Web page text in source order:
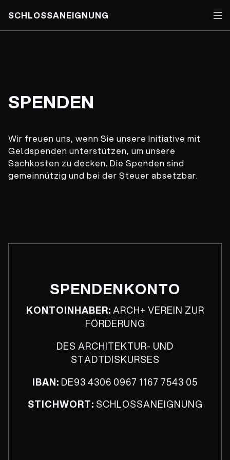
SCHLOSSANEIGNUNG
SPENDEN
Wir freuen uns, wenn Sie unsere Initiative mit
Geldspenden unterstützen, um unsere
Sachkosten zu decken. Die Spenden sind
gemeinnützig und bei der Steuer absetzbar.
SPENDENKONTO
KONTOINHABER:ARCH+ VEREIN ZUR
FÖRDERUNG
DES ARCHITEKTUR- UND
STADTDISKURSES
IBAN: DE93 4306 0967 1167 7543 05
STICHWORT: SCHLOSSANEIGNUNG